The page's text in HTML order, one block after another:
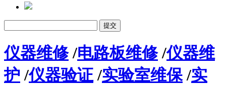
仪器维修/电路板维修/仪器维
护/仪器验证/实验室维保/实